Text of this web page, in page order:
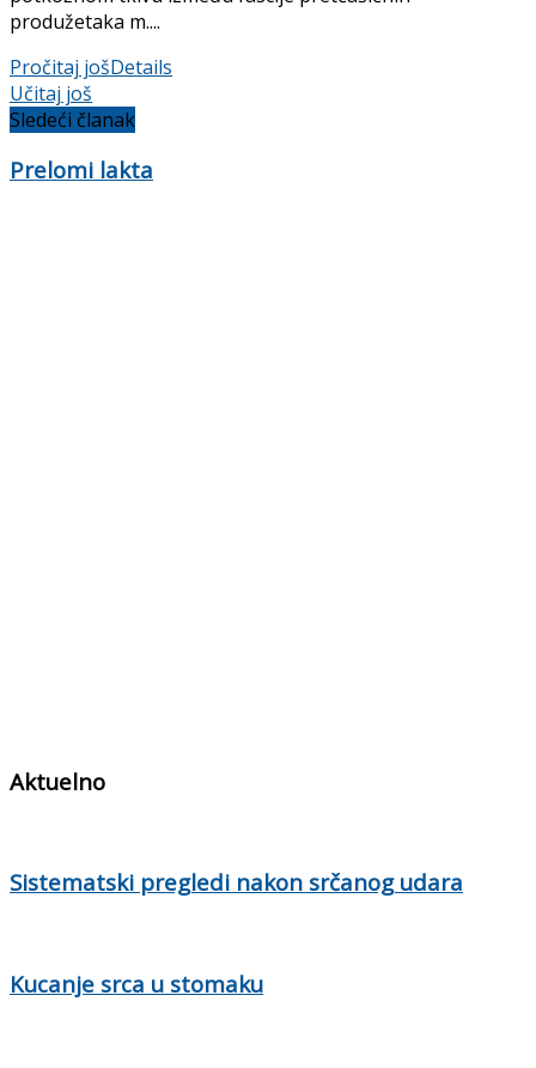
produžetaka m....
Pročitaj jošDetails
Učitaj još
Sledeći članak
Prelomi lakta
Aktuelno
Sistematski pregledi nakon srčanog udara
Kucanje srca u stomaku